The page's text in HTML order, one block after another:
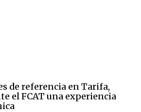
de referencia en Tarifa,
el FCAT una experiencia